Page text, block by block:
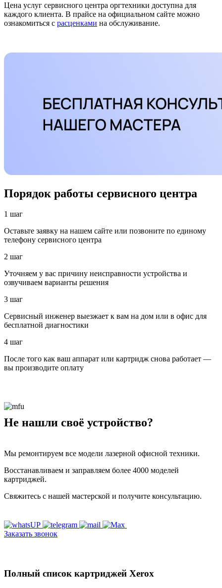
Цена услуг сервисного центра оргтехники доступна для
каждого клиента. В прайсе на официальном сайте можно
ознакомиться с расценками на обслуживание.
Порядок работы сервисного центра
1 шаг
Оставьте заявку на нашем сайте или позвоните по единому
телефону сервисного центра
2 шаг
Уточняем у вас причину неисправности устройства и
озвучиваем варианты решения
3 шаг
Сервисный инженер выезжает к вам на дом или в офис для
бесплатной диагностики
4 шаг
После того как ваш аппарат или картридж снова работает —
вы производите оплату
Не нашли своё устройство?
Мы ремонтируем все модели лазерной офисной техники.
Восстанавливаем и заправляем более 4000 моделей
картриджей.
Свяжитесь с нашей мастерской и получите консультацию.
Заказать звонок
Полный список картриджей Xerox